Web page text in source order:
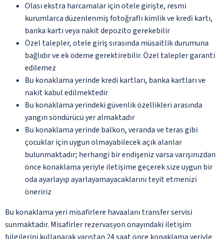
Olası ekstra harcamalar için otele girişte, resmi
kurumlarca düzenlenmiş fotoğraflı kimlik ve kredi kartı,
banka kartı veya nakit depozito gerekebilir
Özel talepler, otele giriş sırasında müsaitlik durumuna
bağlıdır ve ek ödeme gerektirebilir. Özel talepler garanti
edilemez
Bu konaklama yerinde kredi kartları, banka kartları ve
nakit kabul edilmektedir
Bu konaklama yerindeki güvenlik özellikleri arasında
yangın söndürücü yer almaktadır
Bu konaklama yerinde balkon, veranda ve teras gibi
çocuklar için uygun olmayabilecek açık alanlar
bulunmaktadır; herhangi bir endişeniz varsa varışınızdan
önce konaklama yeriyle iletişime geçerek size uygun bir
oda ayarlayıp ayarlayamayacaklarını teyit etmenizi
öneririz
Bu konaklama yeri misafirlere havaalanı transfer servisi
sunmaktadır. Misafirler rezervasyon onayındaki iletişim
bilgilerini kullanarak varıştan 24 saat önce konaklama yeriyle